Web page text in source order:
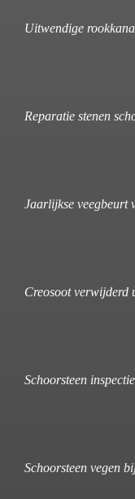
Uitwendige
Reparatie stenen
Jaarlijkse veegbeurt
Creosoot verwijderd
Schoorsteen
Schoorsteen vegen